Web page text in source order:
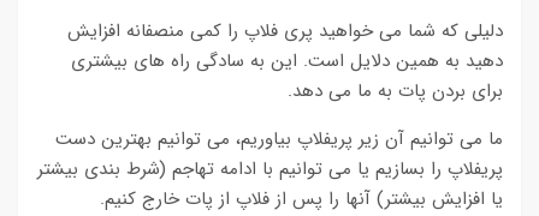
دلیلی که شما می خواهید پری فلاپ را کمی منصفانه افزایش
دهید به همین دلایل است. این به سادگی راه های بیشتری
برای بردن پات به ما می دهد.
ما می توانیم آن زیر پریفلاپ بیاوریم، می توانیم بهترین دست
پریفلاپ را بسازیم یا می توانیم با ادامه تهاجم (شرط بندی بیشتر
یا افزایش بیشتر) آنها را پس از فلاپ از پات خارج کنیم.